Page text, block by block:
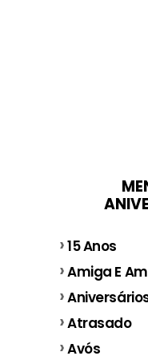
15 Anos
Amiga E
Atrasado
Avós